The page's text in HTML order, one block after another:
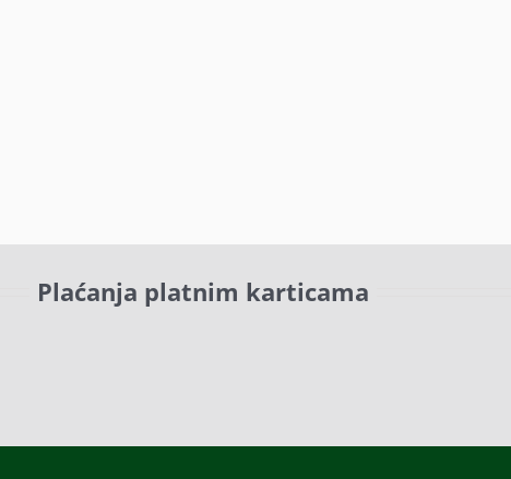
Plaćanja platnim karticama